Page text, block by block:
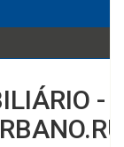
-